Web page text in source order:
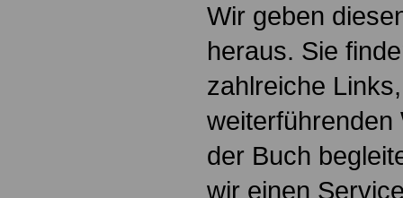
Wir geben
heraus. Sie
zahlreiche
weiterführenden
der Buch
wir einen